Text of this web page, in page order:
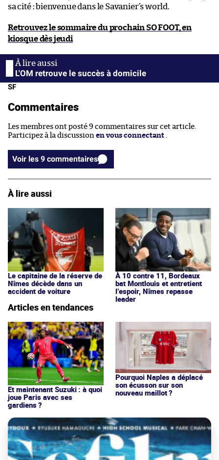
sa cité : bienvenue dans le Savanier’s world.
Retrouvez le sommaire du prochain SO FOOT, en
kiosque dès jeudi
L'OM retrouve le succès à domicile
SF
Commentaires
Les membres ont posté 9 commentaires sur cet article.
Participez à la discussion en vous connectant
Voir les 9 commentaires
À lire aussi
Le capitaine de la réserve de
Nîmes décède dans un
accident de voiture
À 10 contre 11, Bordeaux
bat Montlouis et entretient
l’espoir, Nîmes repasse
leader
Articles en tendances
Et maintenant Suzuki : à quoi
joue Paris avec ses
gardiens ?
Pourquoi Naples a déplacé
son écusson sur son
nouveau maillot ?